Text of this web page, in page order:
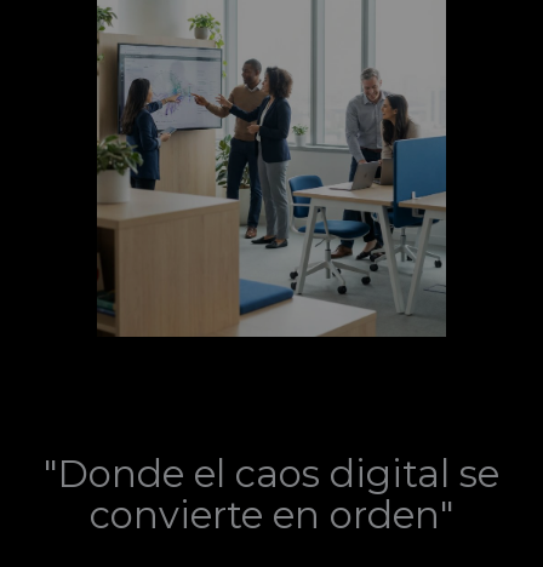
"Donde el caos digital se
convierte en orden"